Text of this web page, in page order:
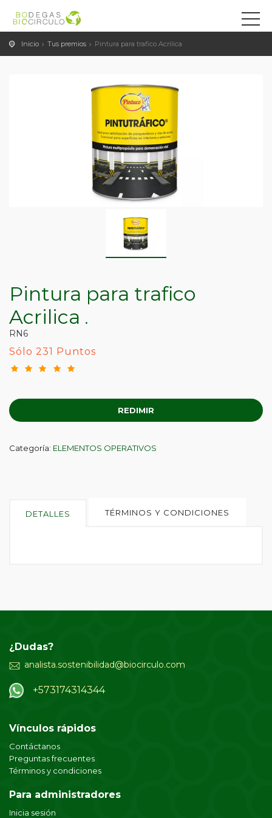
Inicio Tus premios Pintura para trafico Acrilica
Pintura para trafico
Acrilica .
RN6
Sólo 231 Puntos
REDIMIR
Categoría: ELEMENTOS OPERATIVOS
DETALLES TÉRMINOS Y CONDICIONES
¿Dudas?
analista.sostenibilidad@biocirculo.com
+573174314344
Vínculos rápidos
Contáctanos
Preguntas frecuentes
Términos y condiciones
Para administradores
Inicia sesión